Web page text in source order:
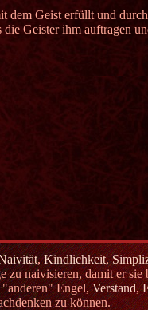
dem Geist erfüllt und
Geister ihm auftragen
,Kindlichkeit,
zu naivisieren, damit er sie
"anderen" Engel,Verstand,
zu können.